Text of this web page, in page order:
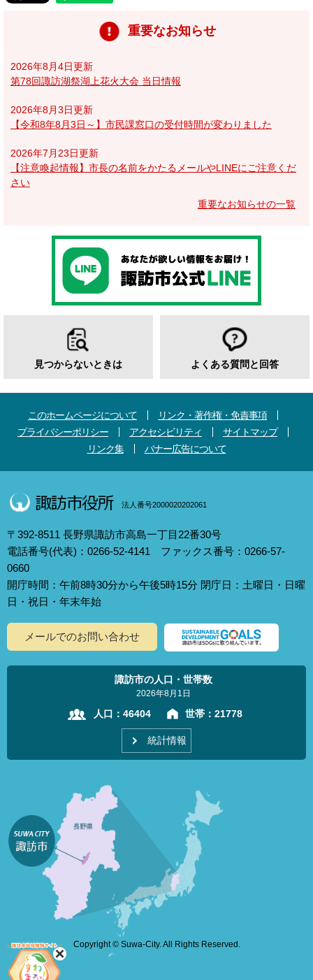
重要なお知らせ
2026年8月4日更新
第78回諏訪湖祭湖上花火大会 当日情報
2026年8月3日更新
【令和8年8月3日～】市民課窓口の受付時間が変わりました
2026年7月23日更新
【注意喚起情報】市長の名前をかたるメールやLINEにご注意くだ
さい
重要なお知らせの一覧
見つからないときは よくある質問と回答
このホームページについて
リンク・著作権・免責事項
プライバシーポリシー
アクセシビリティ
サイトマップ
リンク集
バナー広告について
法人番号2000020202061
〒392-8511 長野県諏訪市高島一丁目22番30号
電話番号(代表)：0266-52-4141 ファックス番号：0266-57-
0660
開庁時間：午前8時30分から午後5時15分 閉庁日：土曜日・日曜
日・祝日・年末年始
メールでのお問い合わせ
諏訪市の人口・世帯数
2026年8月1日
人口： 46404 世帯： 21778
統計情報
Copyright © Suwa-City. All Rights Reserved.